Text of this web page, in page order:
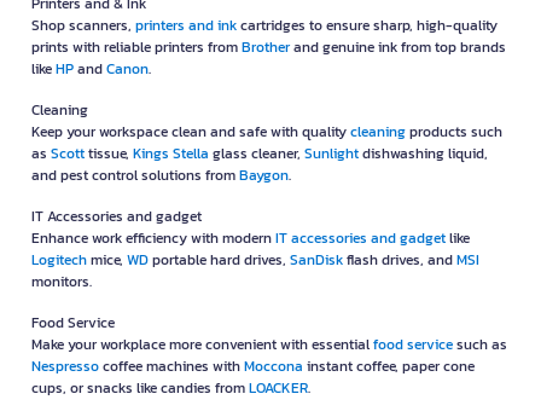
Shop scanners, printers and inkcartridges to ensure sharp, high-quality
prints with reliable printers fromBrotherand genuine ink from top brands
likeHPandCanon.
Cleaning
Keep your workspace clean and safe with qualitycleaningproducts such
as Scotttissue, Kings Stella glass cleaner, Sunlightdishwashing liquid,
and pest control solutions fromBaygon.
IT Accessories and gadget
Enhance work efficiency with modernIT accessories and gadgetlike
Logitechmice, WDportable hard drives, SanDiskflash drives, andMSI
monitors.
Food Service
Make your workplace more convenient with essentialfood servicesuch as
Nespressocoffee machines withMoccona instant coffee, paper cone
cups, or snacks like candies fromLOACKER.